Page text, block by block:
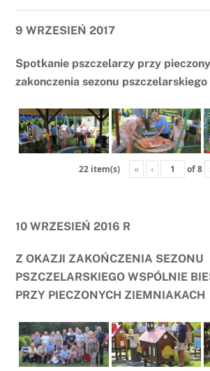
9 WRZESIEŃ 2017
Spotkanie pszczelarzy przy
zakonczenia sezonu pszczelarskiego
22 item(s) « ‹ of8
10 WRZESIEŃ 2016 R
Z OKAZJI ZAKOŃCZENIA SEZONU
PSZCZELARSKIEGO WSPÓLNIE
PRZY PIECZONYCH ZIEMNIAKACH